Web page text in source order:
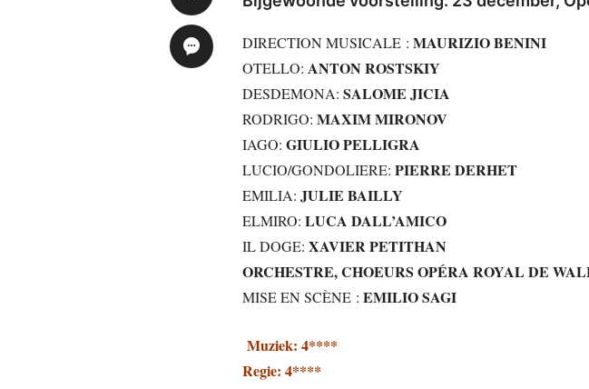
DIRECTION MUSICALE : MAURIZIO BENINI
OTELLO: ANTON ROSTSKIY
DESDEMONA: SALOME JICIA
RODRIGO: MAXIM MIRONOV
IAGO: GIULIO PELLIGRA
LUCIO/GONDOLIERE: PIERRE DERHET
EMILIA: JULIE BAILLY
ELMIRO: LUCA DALL’AMICO
IL DOGE: XAVIER PETITHAN
ORCHESTRE, CHOEURS OPÉRA ROYAL DE
MISE EN SCÈNE : EMILIO SAGI
Muziek: 4****
Regie: 4****